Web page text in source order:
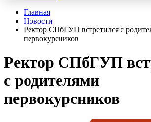
Главная
Новости
Ректор СПбГУП встретился с
первокурсников
Ректор СПбГУП
с родителями
первокурсников